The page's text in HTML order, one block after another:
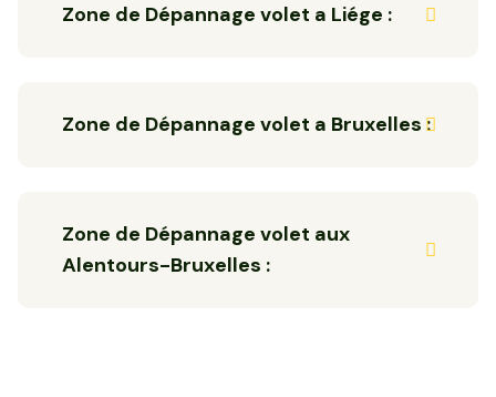
Zone de Dépannage volet a Liége :
Zone de Dépannage volet a Bruxelles :
Zone de Dépannage volet aux
Alentours-Bruxelles :